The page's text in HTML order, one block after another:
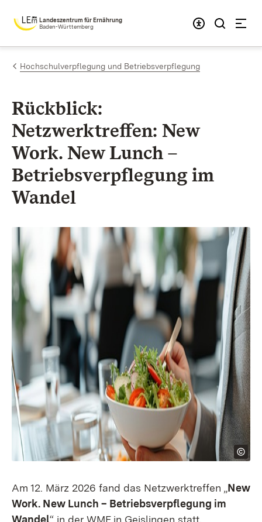
Zum Inhalt springen
Landeszentrum für Ernährung
Baden-Württemberg
Hochschulverpflegung und Betriebsverpflegung
Rückblick:
Netzwerktreffen: New
Work. New Lunch–
Betriebsverpflegung im
Wandel
Am 12. März 2026 fand das Netzwerktreffen „New
Work. New Lunch – Betriebsverpflegung im
Wandel“ in der WMF in Geislingen statt.